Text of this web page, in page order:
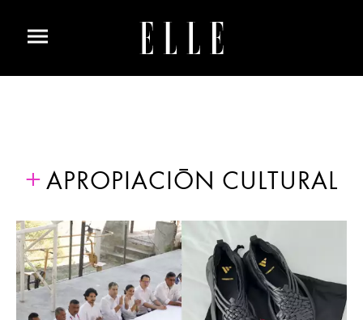
APROPIACIÓN CULTURAL